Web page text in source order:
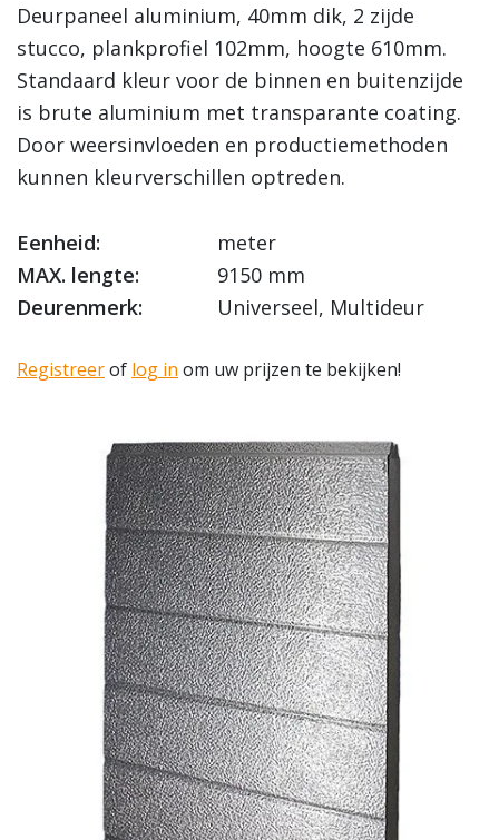
Deurpaneel aluminium, 40mm dik, 2 zijde
stucco, plankprofiel 102mm, hoogte 610mm.
Standaard kleur voor de binnen en buitenzijde
is brute aluminium met transparante coating.
Door weersinvloeden en productiemethoden
kunnen kleurverschillen optreden.
Eenheid:
meter
MAX. lengte:
9150 mm
Deurenmerk:
Universeel, Multideur
Registreerof log in om uw prijzen te bekijken!